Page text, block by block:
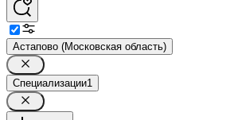
Астапово (Московская область)
Специализации1